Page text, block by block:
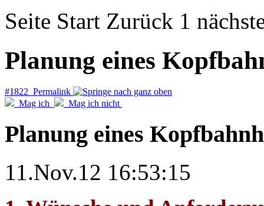
Seite Start Zurück 1
Planung eines
#1822 Permalink
Mag ich
Mag ich nicht
Planung eines
11.Nov.12 16:53:15